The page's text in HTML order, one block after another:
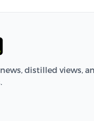
distilled views,